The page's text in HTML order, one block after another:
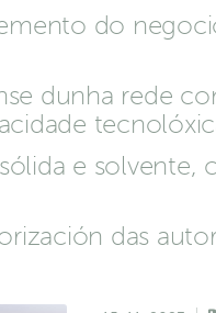
do
dunha rede
e solvente,
das